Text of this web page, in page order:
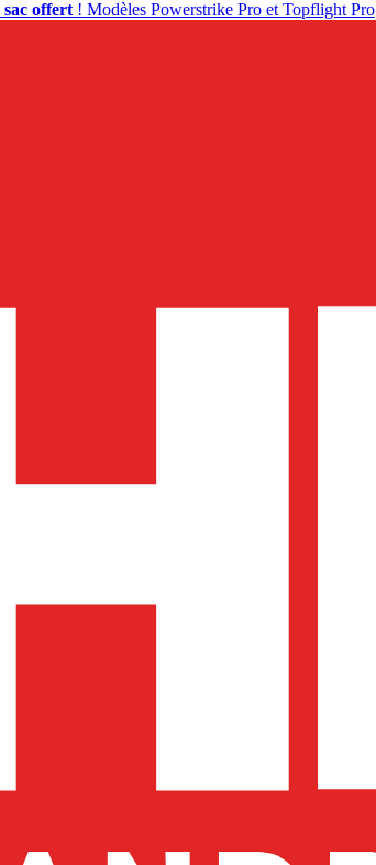
sac offert ! Modèles Powerstrike Pro et Topflight Pro